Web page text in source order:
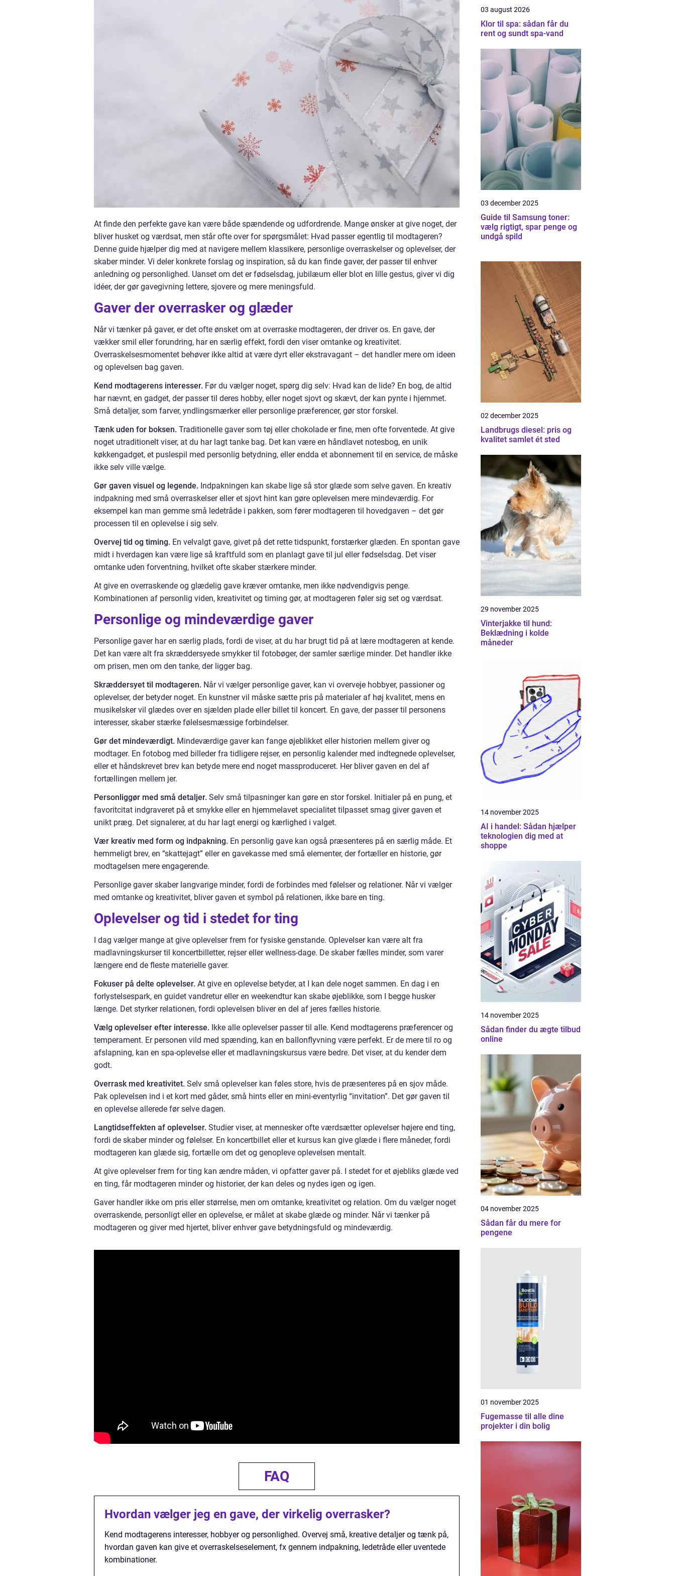
At finde den perfekte gave kan være både spændende og udfordrende. Mange ønsker at give noget, der
bliver husket og værdsat, men står ofte over for spørgsmålet: Hvad passer egentlig til modtageren?
Denne guide hjælper dig med at navigere mellem klassikere, personlige overraskelser og oplevelser, der
skaber minder. Vi deler konkrete forslag og inspiration, så du kan finde gaver, der passer til enhver
anledning og personlighed. Uanset om det er fødselsdag, jubilæum eller blot en lille gestus, giver vi dig
idéer, der gør gavegivning lettere, sjovere og mere meningsfuld.
Gaver der overrasker og glæder
Når vi tænker på gaver, er det ofte ønsket om at overraske modtageren, der driver os. En gave, der
vækker smil eller forundring, har en særlig effekt, fordi den viser omtanke og kreativitet.
Overraskelsesmomentet behøver ikke altid at være dyrt eller ekstravagant – det handler mere om ideen
og oplevelsen bag gaven.
Kend modtagerens interesser. Før du vælger noget, spørg dig selv: Hvad kan de lide? En bog, de altid
har nævnt, en gadget, der passer til deres hobby, eller noget sjovt og skævt, der kan pynte i hjemmet.
Små detaljer, som farver, yndlingsmærker eller personlige præferencer, gør stor forskel.
Tænk uden for boksen. Traditionelle gaver som tøj eller chokolade er fine, men ofte forventede. At give
noget utraditionelt viser, at du har lagt tanke bag. Det kan være en håndlavet notesbog, en unik
køkkengadget, et puslespil med personlig betydning, eller endda et abonnement til en service, de måske
ikke selv ville vælge.
Gør gaven visuel og legende. Indpakningen kan skabe lige så stor glæde som selve gaven. En kreativ
indpakning med små overraskelser eller et sjovt hint kan gøre oplevelsen mere mindeværdig. For
eksempel kan man gemme små ledetråde i pakken, som fører modtageren til hovedgaven – det gør
processen til en oplevelse i sig selv.
Overvej tid og timing. En velvalgt gave, givet på det rette tidspunkt, forstærker glæden. En spontan gave
midt i hverdagen kan være lige så kraftfuld som en planlagt gave til jul eller fødselsdag. Det viser
omtanke uden forventning, hvilket ofte skaber stærkere minder.
At give en overraskende og glædelig gave kræver omtanke, men ikke nødvendigvis penge.
Kombinationen af personlig viden, kreativitet og timing gør, at modtageren føler sig set og værdsat.
Personlige og mindeværdige gaver
Personlige gaver har en særlig plads, fordi de viser, at du har brugt tid på at lære modtageren at kende.
Det kan være alt fra skræddersyede smykker til fotobøger, der samler særlige minder. Det handler ikke
om prisen, men om den tanke, der ligger bag.
Skræddersyet til modtageren. Når vi vælger personlige gaver, kan vi overveje hobbyer, passioner og
oplevelser, der betyder noget. En kunstner vil måske sætte pris på materialer af høj kvalitet, mens en
musikelsker vil glædes over en sjælden plade eller billet til koncert. En gave, der passer til personens
interesser, skaber stærke følelsesmæssige forbindelser.
Gør det mindeværdigt. Mindeværdige gaver kan fange øjeblikket eller historien mellem giver og
modtager. En fotobog med billeder fra tidligere rejser, en personlig kalender med indtegnede oplevelser,
eller et håndskrevet brev kan betyde mere end noget massproduceret. Her bliver gaven en del af
fortællingen mellem jer.
Personliggør med små detaljer. Selv små tilpasninger kan gøre en stor forskel. Initialer på en pung, et
favoritcitat indgraveret på et smykke eller en hjemmelavet specialitet tilpasset smag giver gaven et
unikt præg. Det signalerer, at du har lagt energi og kærlighed i valget.
Vær kreativ med form og indpakning. En personlig gave kan også præsenteres på en særlig måde. Et
hemmeligt brev, en “skattejagt” eller en gavekasse med små elementer, der fortæller en historie, gør
modtagelsen mere engagerende.
Personlige gaver skaber langvarige minder, fordi de forbindes med følelser og relationer. Når vi vælger
med omtanke og kreativitet, bliver gaven et symbol på relationen, ikke bare en ting.
Oplevelser og tid i stedet for ting
I dag vælger mange at give oplevelser frem for fysiske genstande. Oplevelser kan være alt fra
madlavningskurser til koncertbilletter, rejser eller wellness-dage. De skaber fælles minder, som varer
længere end de fleste materielle gaver.
Fokuser på delte oplevelser. At give en oplevelse betyder, at I kan dele noget sammen. En dag i en
forlystelsespark, en guidet vandretur eller en weekendtur kan skabe øjeblikke, som I begge husker
længe. Det styrker relationen, fordi oplevelsen bliver en del af jeres fælles historie.
Vælg oplevelser efter interesse. Ikke alle oplevelser passer til alle. Kend modtagerens præferencer og
temperament. Er personen vild med spænding, kan en ballonflyvning være perfekt. Er de mere til ro og
afslapning, kan en spa-oplevelse eller et madlavningskursus være bedre. Det viser, at du kender dem
godt.
Overrask med kreativitet. Selv små oplevelser kan føles store, hvis de præsenteres på en sjov måde.
Pak oplevelsen ind i et kort med gåder, små hints eller en mini-eventyrlig “invitation”. Det gør gaven til
en oplevelse allerede før selve dagen.
Langtidseffekten af oplevelser. Studier viser, at mennesker ofte værdsætter oplevelser højere end ting,
fordi de skaber minder og følelser. En koncertbillet eller et kursus kan give glæde i flere måneder, fordi
modtageren kan glæde sig, fortælle om det og genopleve oplevelsen mentalt.
At give oplevelser frem for ting kan ændre måden, vi opfatter gaver på. I stedet for et øjebliks glæde ved
en ting, får modtageren minder og historier, der kan deles og nydes igen og igen.
Gaver handler ikke om pris eller størrelse, men om omtanke, kreativitet og relation. Om du vælger noget
overraskende, personligt eller en oplevelse, er målet at skabe glæde og minder. Når vi tænker på
modtageren og giver med hjertet, bliver enhver gave betydningsfuld og mindeværdig.
FAQ
Hvordan vælger jeg en gave, der virkelig overrasker?
Kend modtagerens interesser, hobbyer og personlighed. Overvej små, kreative detaljer og tænk på,
hvordan gaven kan give et overraskelseselement, fx gennem indpakning, ledetråde eller uventede
kombinationer.
03 august 2026
Klor til spa: sådan får du
rent og sundt spa-vand
03 december 2025
Guide til Samsung toner:
vælg rigtigt, spar penge og
undgå spild
02 december 2025
Landbrugs diesel: pris og
kvalitet samlet ét sted
29 november 2025
Vinterjakke til hund:
Beklædning i kolde
måneder
14 november 2025
AI i handel: Sådan hjælper
teknologien dig med at
shoppe
14 november 2025
Sådan finder du ægte tilbud
online
04 november 2025
Sådan får du mere for
pengene
01 november 2025
Fugemasse til alle dine
projekter i din bolig